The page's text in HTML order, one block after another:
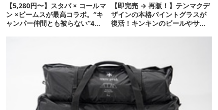
【5,280円〜】スタバ × コールマ
ン ×ビームスが最高コラボ。“キ
ャンパー仲間とも被らない”4ア
【即完売 → 再販！】テンマクデ
ザインの本格パイントグラスが
復活！キンキンのビールやサワ